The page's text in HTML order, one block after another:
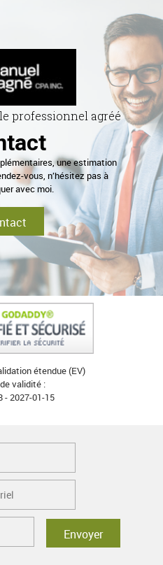
professionnel agréé
une estimation
vous, n’hésitez pas à
avec moi.
étendue (EV)
validité :
- 2027-01-15
Envoyer